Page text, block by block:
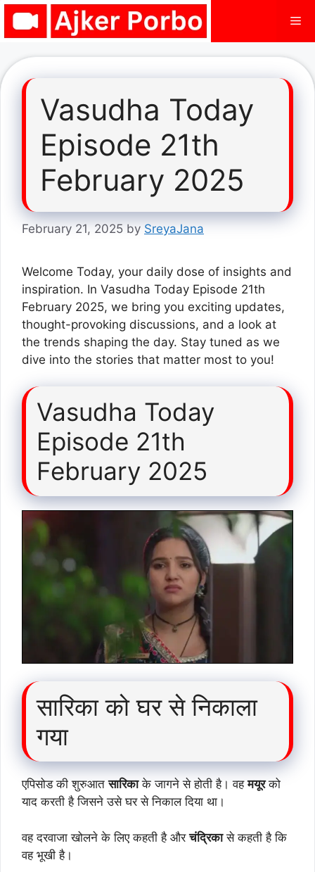
Skip
Vasudha Today
Episode 21th
February 2025
February 21, 2025 by SreyaJana
Welcome Today, your daily dose of insights and
inspiration. In Vasudha Today Episode 21th
February 2025, we bring you exciting updates,
thought-provoking discussions, and a look at
the trends shaping the day. Stay tuned as we
dive into the stories that matter most to you!
Vasudha Today
Episode 21th
February 2025
सारिका को घर से निकाला
गया
एपिसोड की शुरुआतसारिकाके जागने से होती है। वहमयूरको
याद करती है जिसने उसे घर से निकाल दिया था।
वह दरवाजा खोलने के लिए कहती है औरचंद्रिकासे कहती है कि
वह भूखी है।